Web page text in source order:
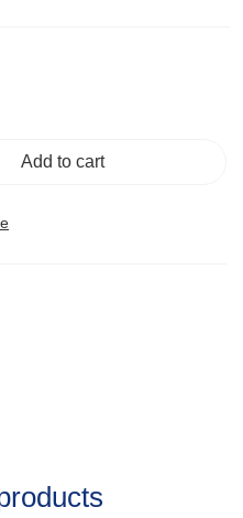
Add to cart